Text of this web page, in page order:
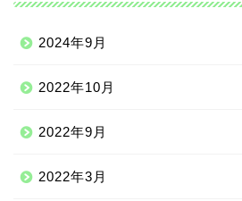
2024年9月
2022年10月
2022年9月
2022年3月